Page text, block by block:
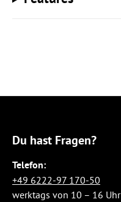
Du hast Fragen?
Telefon:
+49 6222-97 170-50
werktags von 10 – 16 Uhr